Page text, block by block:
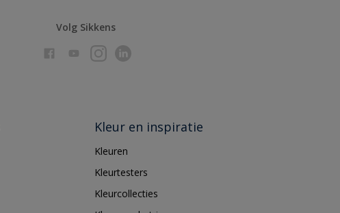
Volg Sikkens
Kleur en inspiratie
Kleuren
Kleurtesters
Kleurcollecties